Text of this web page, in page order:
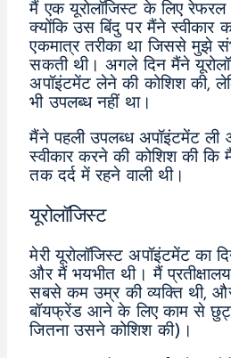
मैं एक यूरोलॉजिस्ट के लिए
क्योंकि उस बिंदु पर मैंने स्वीकार
एकमात्र तरीका था जिससे मुझे
सकती थी। अगले दिन मैंने
अपॉइंटमेंट लेने की कोशिश की,
भी उपलब्ध नहीं था।
मैंने पहली उपलब्ध अपॉइंटमेंट
स्वीकार करने की कोशिश की
तक दर्द में रहने वाली थी।
यूरोलॉजिस्ट
मेरी यूरोलॉजिस्ट अपॉइंटमेंट का
और मैं भयभीत थी। मैं
सबसे कम उम्र की व्यक्ति थी,
बॉयफ्रेंड आने के लिए काम से
जितना उसने कोशिश की)।